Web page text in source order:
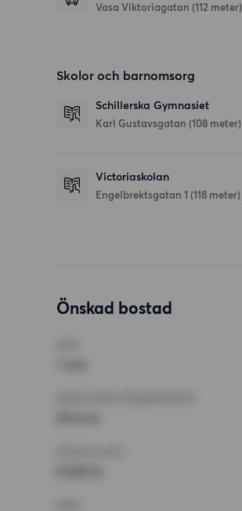
Vasa Viktoriagatan (112 meter)
Skolor och barnomsorg
Schillerska Gymnasiet
Karl Gustavsgatan (108 meter)
Victoriaskolan
Engelbrektsgatan 1 (118 meter)
Önskad bostad